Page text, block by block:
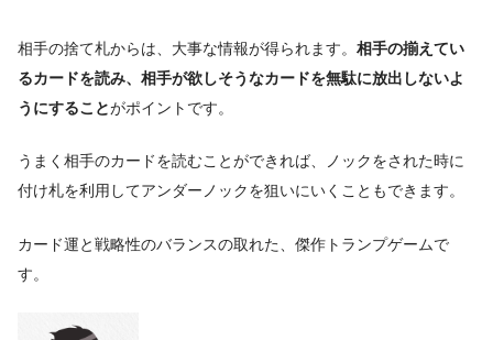
相手の捨て札からは、大事な情報が得られます。 相手の揃えてい
るカードを読み、相手が欲しそうなカードを無駄に放出しないよ
うにすることがポイントです。
うまく相手のカードを読むことができれば、ノックをされた時に
付け札を利用してアンダーノックを狙いにいくこともできます。
カード運と戦略性のバランスの取れた、傑作トランプゲームで
す。